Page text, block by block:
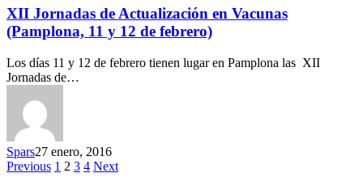
XII Jornadas de Actualización en Vacunas
(Pamplona, 11 y 12 de febrero)
Los días 11 y 12 de febrero tienen lugar en Pamplona las XII
Jornadas de…
Spars27 enero, 2016
Previous 1 2 3 4 Next